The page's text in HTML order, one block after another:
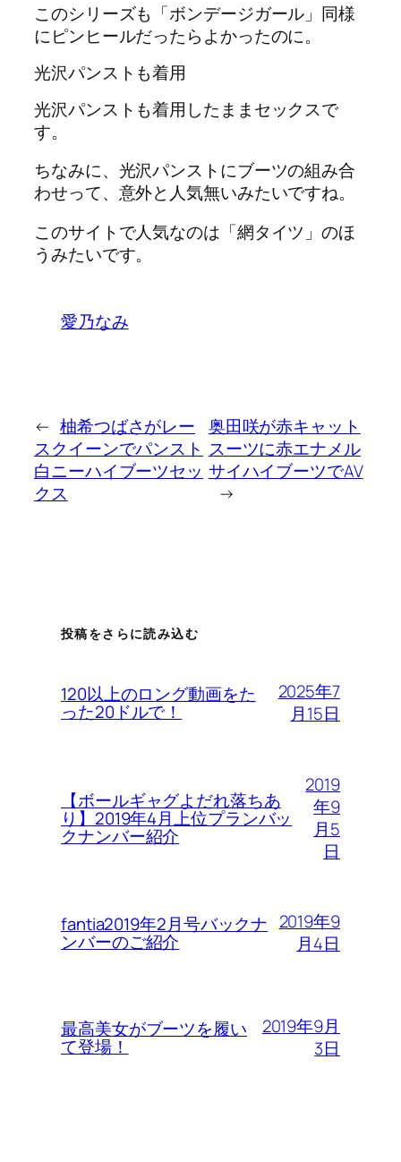
このシリーズも「ボンデージガール」同様
にピンヒールだったらよかったのに。
光沢パンストも着用
光沢パンストも着用したままセックスで
す。
ちなみに、光沢パンストにブーツの組み合
わせって、意外と人気無いみたいですね。
このサイトで人気なのは「網タイツ」のほ
うみたいです。
愛乃なみ
← 柚希つばさがレー
スクイーンでパンスト
白ニーハイブーツセッ
クス
奥田咲が赤キャット
スーツに赤エナメル
サイハイブーツでAV
→
投稿をさらに読み込む
120以上のロング動画をた
った20ドルで！
2025年7
月15日
【ボールギャグよだれ落ちあ
り】2019年4月上位プランバッ
クナンバー紹介
2019
年9
月5
日
fantia2019年2月号バックナ
ンバーのご紹介
2019年9
月4日
最高美女がブーツを履い
て登場！
2019年9月
3日